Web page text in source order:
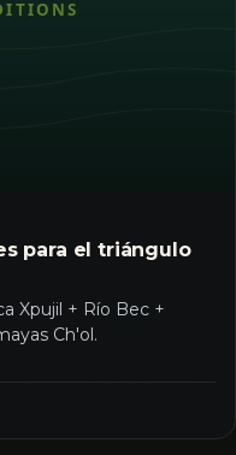
para el triángulo
Xpujil + Río Bec +
Ch'ol.